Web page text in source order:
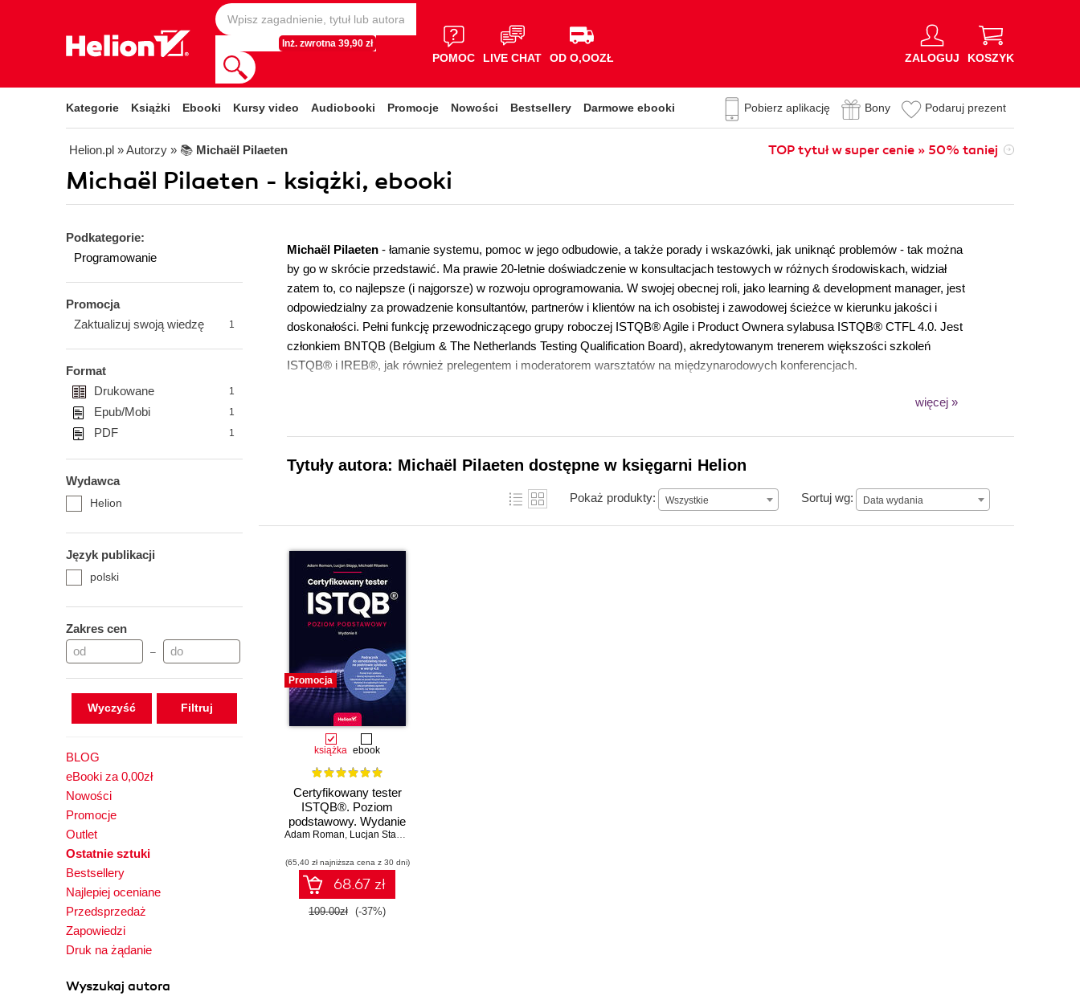
Inż. zwrotna 39,90 zł
POMOC LIVE CHAT OD O,OOZŁ ZALOGUJ KOSZYK
Kategorie Książki Ebooki Kursy video Audiobooki Promocje Nowości Bestsellery Darmowe ebooki Pobierz aplikację Bony Podaruj prezent
Helion.pl » Autorzy » 📚 Michaël Pilaeten TOP tytuł w super cenie » 50% taniej
Michaël Pilaeten - książki, ebooki
Podkategorie:
Programowanie
Promocja
Zaktualizuj swoją wiedzę
1
Format
Drukowane
1
Epub/Mobi 1
PDF 1
Wydawca
Helion
Język publikacji
polski
Zakres cen
–
Wyczyść
BLOG
eBooki za 0,00zł
Nowości
Promocje
Outlet
Ostatnie sztuki
Bestsellery
Najlepiej oceniane
Przedsprzedaż
Zapowiedzi
Druk na żądanie
Wyszukaj autora
Michaël Pilaeten - łamanie systemu, pomoc w jego odbudowie, a także porady i wskazówki, jak uniknąć problemów - tak można
by go w skrócie przedstawić. Ma prawie 20-letnie doświadczenie w konsultacjach testowych w różnych środowiskach, widział
zatem to, co najlepsze (i najgorsze) w rozwoju oprogramowania. W swojej obecnej roli, jako learning & development manager, jest
odpowiedzialny za prowadzenie konsultantów, partnerów i klientów na ich osobistej i zawodowej ścieżce w kierunku jakości i
doskonałości. Pełni funkcję przewodniczącego grupy roboczej ISTQB® Agile i Product Ownera sylabusa ISTQB® CTFL 4.0. Jest
członkiem BNTQB (Belgium & The Netherlands Testing Qualification Board), akredytowanym trenerem większości szkoleń
ISTQB® i IREB®, jak również prelegentem i moderatorem warsztatów na międzynarodowych konferencjach.
więcej »
Tytuły autora: Michaël Pilaeten dostępne w księgarni Helion
Pokaż produkty: Wszystkie Sortuj wg: Data wydania
Data wydania
Promocja
książka ebook
Certyfikowany tester
ISTQB®. Poziom
podstawowy. Wydanie
II
Adam Roman, Lucjan Stapp
(65,40 zł najniższa cena z 30 dni)
68.67 zł
109.00zł (-37%)